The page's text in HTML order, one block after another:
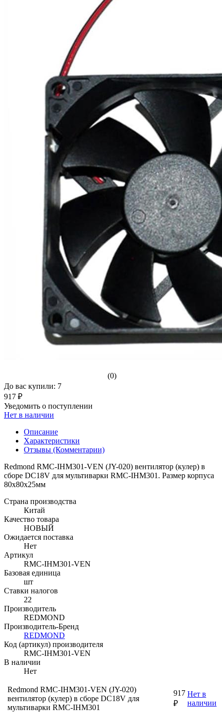
(0)
До вас купили: 7
917 ₽
Уведомить о поступлении
Нет в наличии
Описание
Характеристики
Отзывы (Комментарии)
Redmond RMC-IHM301-VEN (JY-020) вентилятор (кулер) в
сборе DC18V для мультиварки RMC-IHМ301. Размер корпуса
80х80х25мм
Страна производства
Китай
Качество товара
НОВЫЙ
Ожидается поставка
Нет
Артикул
RMC-IHM301-VEN
Базовая единица
шт
Ставки налогов
22
Производитель
REDMOND
Производитель-Бренд
REDMOND
Код (артикул) производителя
RMC-IHM301-VEN
В наличии
Нет
Redmond RMC-IHM301-VEN (JY-020)
вентилятор (кулер) в сборе DC18V для
мультиварки RMC-IHМ301
917
₽
Нет в
наличии